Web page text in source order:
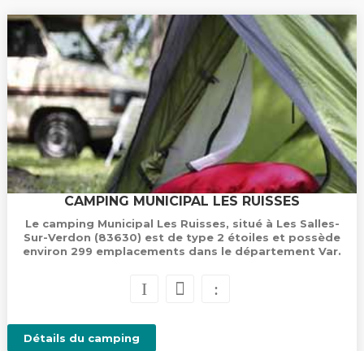
CAMPING MUNICIPAL LES RUISSES
Le camping Municipal Les Ruisses, situé à Les Salles-
Sur-Verdon (83630) est de type 2 étoiles et possède
environ 299 emplacements dans le département Var.
Détails du camping